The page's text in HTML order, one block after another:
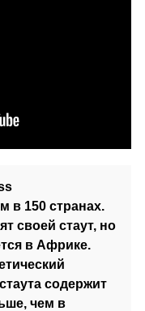
в 150 странах.
своей стаут, но
в Африке.
содержит
чем в